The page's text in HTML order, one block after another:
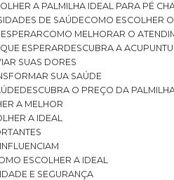
A PALMILHA IDEAL PARA PÉ
DE SAÚDE
COMO ESCOLHER
COMO MELHORAR O
ESPERAR
DESCUBRA A
SUAS DORES
SUA SAÚDE
DESCUBRA O PREÇO DA
A MELHOR
A IDEAL
ESCOLHER A IDEAL
E SEGURANÇA